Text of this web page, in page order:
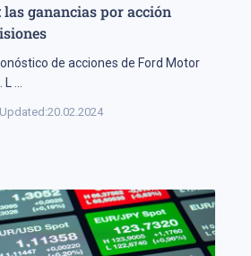
ganancias por acción
de acciones de Ford Motor
Updated:20.02.2024